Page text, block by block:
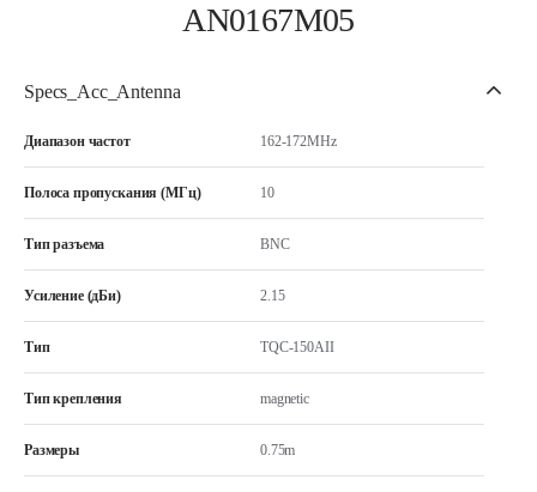
AN0167M05
Specs_Acc_Antenna
Диапазон частот 162-172MHz
Полоса пропускания (МГц) 10
Тип разъема BNC
Усиление (дБи) 2.15
Тип TQC-150AII
Тип крепления magnetic
Размеры 0.75m